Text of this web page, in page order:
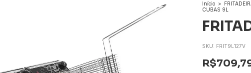
Início >
CUBAS 9L
SKU: FRIT9L127V